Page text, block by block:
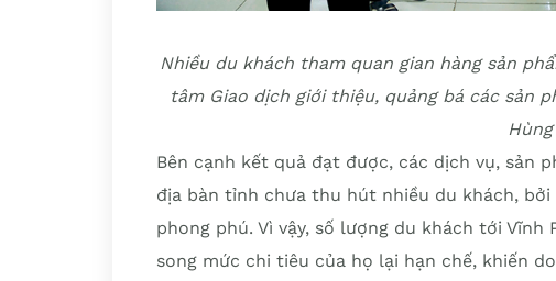
Nhiều du khách tham quan gian hàng sản
tâm Giao dịch giới thiệu, quảng bá các sản
Hùng
Bên cạnh kết quả đạt được, các dịch vụ, sản
địa bàn tỉnh chưa thu hút nhiều du khách, bởi
phong phú. Vì vậy, số lượng du khách tới
song mức chi tiêu của họ lại hạn chế, khiến